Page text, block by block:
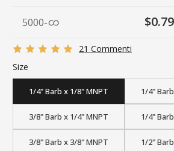
5000- $0.79
21 Commenti
Size
1/4" Barb x 1/8" MNPT 1/4"
3/8" Barb x 1/4" MNPT 1/4"
3/8" Barb x 3/8" MNPT 1/2"